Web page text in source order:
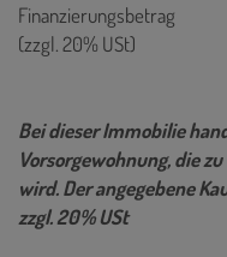
Finanzierungsbetrag
(zzgl. 20% USt)
Bei dieser Immobilie
Vorsorgewohnung, die
wird. Der angegebene
zzgl. 20% USt